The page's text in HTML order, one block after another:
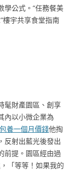
學公式。“任務餐美
樓宇共享食堂指南
髦財產園區、創享
內以小微企業為
包養一個月價錢他掏
反射出藍光後發出
前提。園區經由過
「等等！如果我的